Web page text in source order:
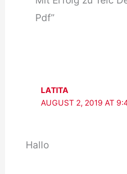
Pdf”
LATITA
AUGUST 2, 2019 AT
Hallo